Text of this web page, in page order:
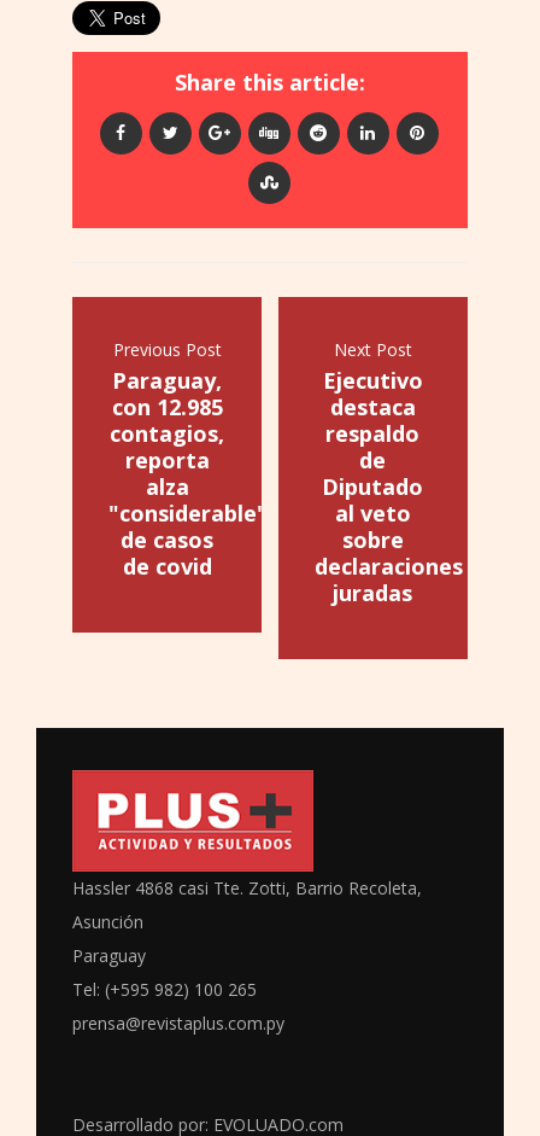
Share this article:
Previous Post
Paraguay,
con 12.985
contagios,
reporta
alza
"considerable"
de casos
de covid
Next Post
Ejecutivo
destaca
respaldo
de
Diputado
al veto
sobre
declaraciones
juradas
Hassler 4868 casi Tte. Zotti, Barrio Recoleta,
Asunción
Paraguay
Tel: (+595 982) 100 265
prensa@revistaplus.com.py
Desarrollado por: EVOLUADO.com